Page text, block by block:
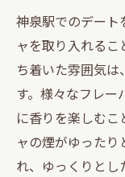
神泉駅でのデート
ャを取り入れる
ち着いた雰囲気
す。様々なフレ
に香りを楽しむ
ャの煙がゆった
れ、ゆっくりとし